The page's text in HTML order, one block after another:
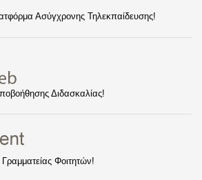
Ασύγχρονης Τηλεκπαίδευσης!
Διδασκαλίας!
Φοιτητών!